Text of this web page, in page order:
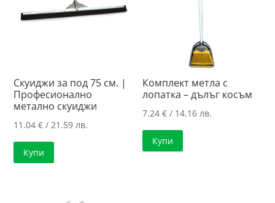
Скуиджи за под 75 см. |
Професионално
метално скуиджи
11.04€ / 21.59 лв.
Купи
Комплект метла с
лопатка – дълъг косъм
7.24€ / 14.16 лв.
Купи